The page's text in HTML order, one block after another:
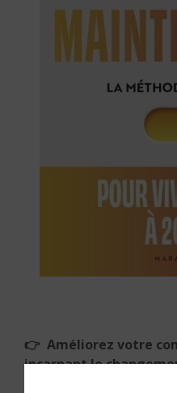
👉 Améliorez votre
incarnant le